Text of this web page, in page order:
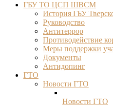
ГБУ ТО ЦСП ШВСМ
История ГБУ
Руководство
Антитеррор
Противодействие
Меры поддержки
Документы
Антидопинг
ГТО
Новости ГТО
Новости ГТО